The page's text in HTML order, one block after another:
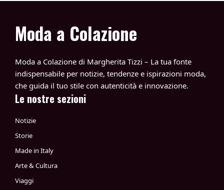
Moda a Colazione
Moda a Colazione di Margherita Tizzi – La tua fonte
indispensabile per notizie, tendenze e ispirazioni moda,
che guida il tuo stile con autenticità e innovazione.
Le nostre sezioni
Notizie
Storie
Made in Italy
Arte & Cultura
Viaggi